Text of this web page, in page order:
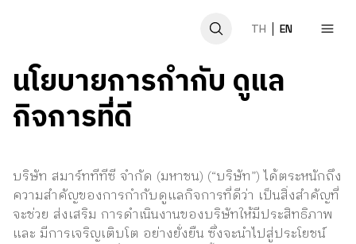
TH EN
Home
About us
Products
News Activities
Good Corporate
Governance
นโยบายการกำกับ ดูแล
กิจการที่ดี
บริษัท สมาร์ททีทีซี จํากัด (มหาชน) (“บริษัท”) ได้ตระหนักถึง
ความสําคัญของการกํากับดูแลกิจการที่ดีว่า เป็นสิ่งสําคัญที่
จะช่วย ส่งเสริม การดําเนินงานของบริษัทให้มีประสิทธิภาพ
และ มีการเจริญเติบโต อย่างยั่งยืน ซึ่งจะนําไปสู่ประโยชน์